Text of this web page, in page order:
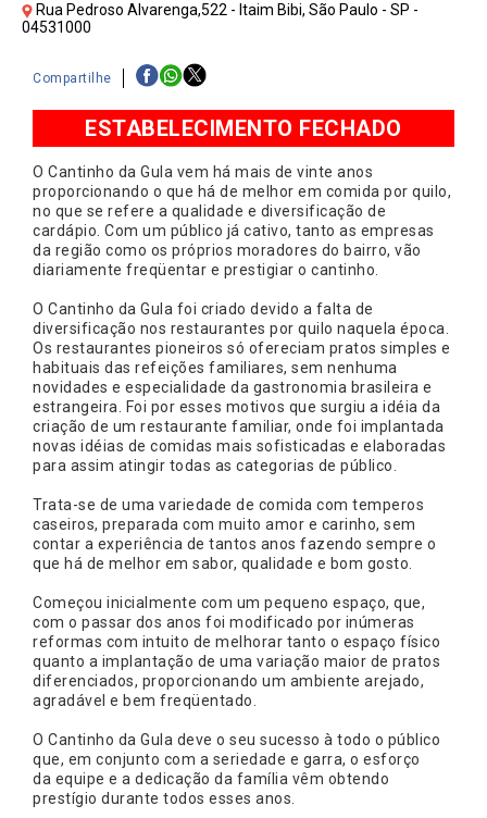
Rua Pedroso Alvarenga,522 - Itaim Bibi, São Paulo - SP -
04531000
Compartilhe
ESTABELECIMENTO FECHADO
O Cantinho da Gula vem há mais de vinte anos
proporcionando o que há de melhor em comida por quilo,
no que se refere a qualidade e diversificação de
cardápio. Com um público já cativo, tanto as empresas
da região como os próprios moradores do bairro, vão
diariamente freqüentar e prestigiar o cantinho.
O Cantinho da Gula foi criado devido a falta de
diversificação nos restaurantes por quilo naquela época.
Os restaurantes pioneiros só ofereciam pratos simples e
habituais das refeições familiares, sem nenhuma
novidades e especialidade da gastronomia brasileira e
estrangeira. Foi por esses motivos que surgiu a idéia da
criação de um restaurante familiar, onde foi implantada
novas idéias de comidas mais sofisticadas e elaboradas
para assim atingir todas as categorias de público.
Trata-se de uma variedade de comida com temperos
caseiros, preparada com muito amor e carinho, sem
contar a experiência de tantos anos fazendo sempre o
que há de melhor em sabor, qualidade e bom gosto.
Começou inicialmente com um pequeno espaço, que,
com o passar dos anos foi modificado por inúmeras
reformas com intuito de melhorar tanto o espaço físico
quanto a implantação de uma variação maior de pratos
diferenciados, proporcionando um ambiente arejado,
agradável e bem freqüentado.
O Cantinho da Gula deve o seu sucesso à todo o público
que, em conjunto com a seriedade e garra, o esforço
da equipe e a dedicação da família vêm obtendo
prestígio durante todos esses anos.